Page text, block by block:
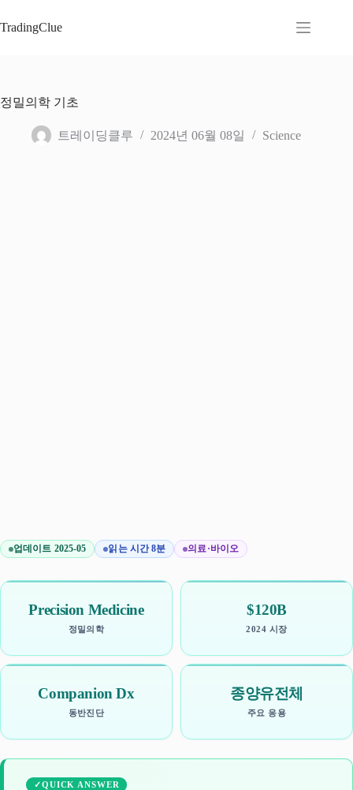
문
뛰
TradingClue
정밀의학 기초
트레이딩클루 2024년 06월 08일 Science
업데이트 2025-05 읽는 시간 8분 의료·바이오
Precision Medicine
정밀의학
$120B
2024 시장
Companion Dx
동반진단
종양유전체
주요 응용
QUICK ANSWER